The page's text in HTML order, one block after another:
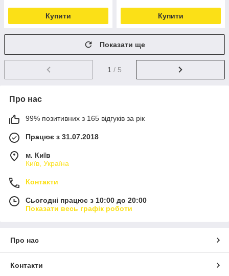
Купити Купити
Показати ще
1 / 5
Про нас
99% позитивних з 165 відгуків за рік
Працює з 31.07.2018
м. Київ
Київ, Україна
Контакти
Сьогодні працює з 10:00 до 20:00
Показати весь графік роботи
Про нас
Контакти